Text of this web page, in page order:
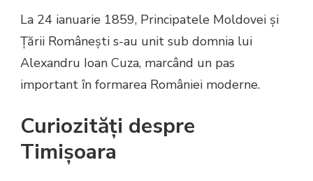
La 24 ianuarie 1859, Principatele Moldovei și
Țării Românești s-au unit sub domnia lui
Alexandru Ioan Cuza, marcând un pas
important în formarea României moderne.
Curiozități despre
Timișoara